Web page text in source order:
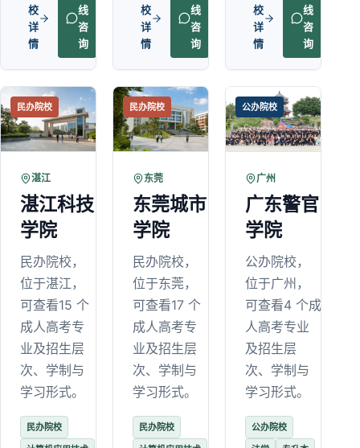
校
详
情
线
咨
询
校
详
情
线
咨
询
校
详
情
线
咨
询
民办院校
湛江
湛江科技
学院
民办院校，
位于湛江，
可查看15 个
成人高考专
业及招生层
次、学制与
学习形式。
民办院校
民办院校
东莞
东莞城市
学院
民办院校，
位于东莞，
可查看17 个
成人高考专
业及招生层
次、学制与
学习形式。
民办院校
公办院校
广州
广东警官
学院
公办院校，
位于广州，
可查看4 个成
人高考专业
及招生层
次、学制与
学习形式。
公办院校